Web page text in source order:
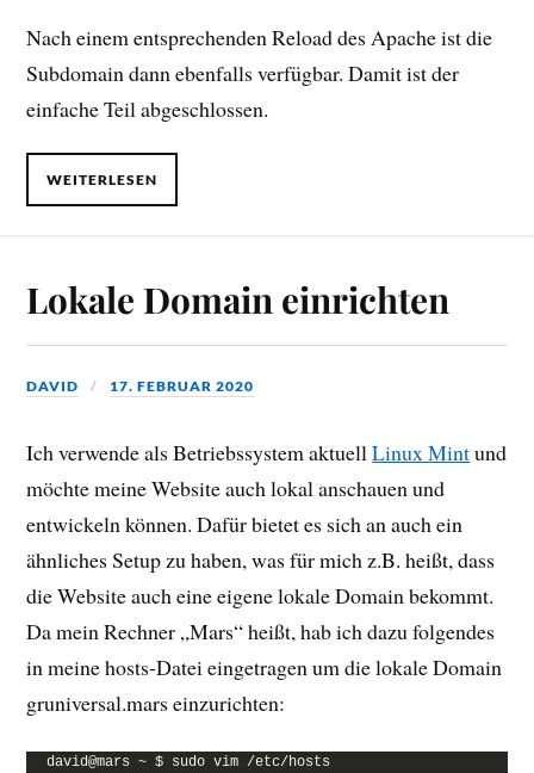
Nach einem entsprechenden Reload des Apache ist die
Subdomain dann ebenfalls verfügbar. Damit ist der
einfache Teil abgeschlossen.
WEITERLESEN
Lokale Domain einrichten
DAVID 17. FEBRUAR 2020
Ich verwende als Betriebssystem aktuellLinux Mintund
möchte meine Website auch lokal anschauen und
entwickeln können. Dafür bietet es sich an auch ein
ähnliches Setup zu haben, was für mich z.B. heißt, dass
die Website auch eine eigene lokale Domain bekommt.
Da mein Rechner „Mars“ heißt, hab ich dazu folgendes
in meine hosts-Datei eingetragen um die lokale Domain
gruniversal.mars einzurichten:
david@mars ~ $ sudo vim /etc/hosts